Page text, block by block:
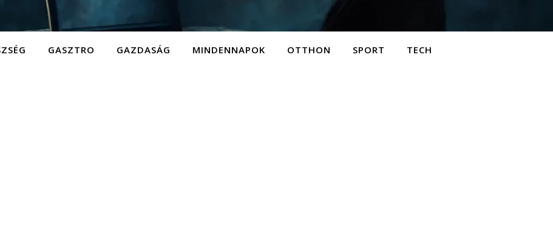
GASZTRO GAZDASÁG MINDENNAPOK OTTHON SPORT TECH